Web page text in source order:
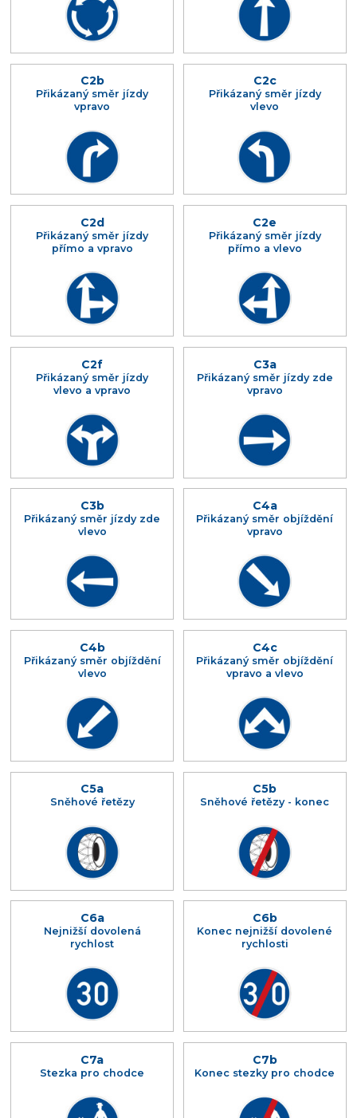
C2b
Přikázaný směr jízdy
vpravo
C2c
Přikázaný směr jízdy
vlevo
C2d
Přikázaný směr jízdy
přímo a vpravo
C2e
Přikázaný směr jízdy
přímo a vlevo
C2f
Přikázaný směr jízdy
vlevo a vpravo
C3a
Přikázaný směr jízdy zde
vpravo
C3b
Přikázaný směr jízdy zde
vlevo
C4a
Přikázaný směr objíždění
vpravo
C4b
Přikázaný směr objíždění
vlevo
C4c
Přikázaný směr objíždění
vpravo a vlevo
C5a
Sněhové řetězy
C5b
Sněhové řetězy - konec
C6a
Nejnižší dovolená
rychlost
C6b
Konec nejnižší dovolené
rychlosti
C7a
Stezka pro chodce
C7b
Konec stezky pro chodce